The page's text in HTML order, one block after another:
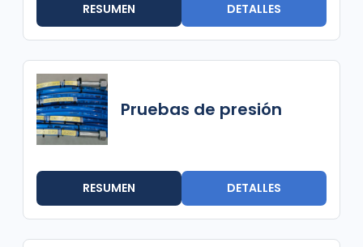
RESUMEN DETALLES
Pruebas de presión
RESUMEN DETALLES